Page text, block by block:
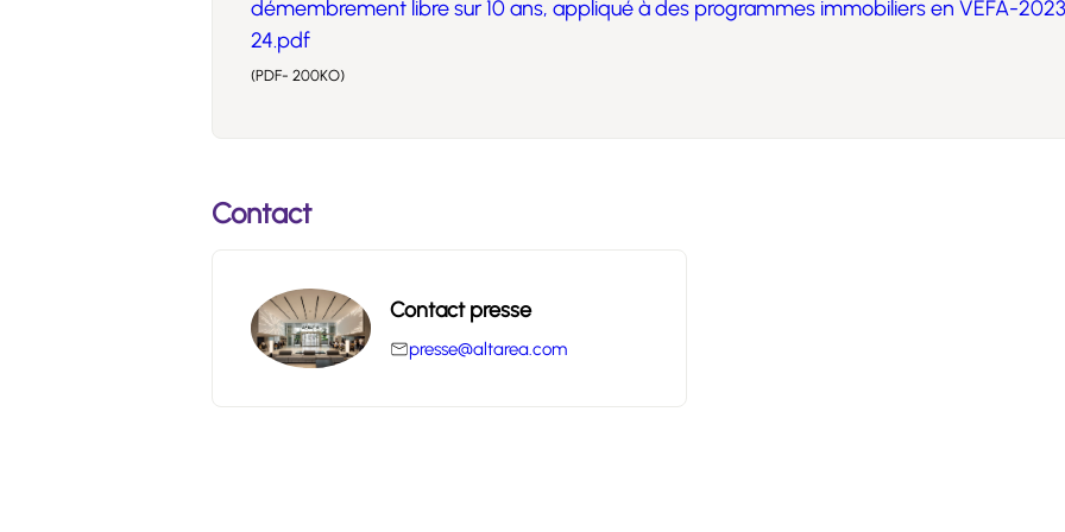
démembrement libre sur 10 ans, appliqué à des programmes immobiliers en VEFA-
24.pdf
(PDF- 200KO)
Contact
Contact presse
presse@altarea.com